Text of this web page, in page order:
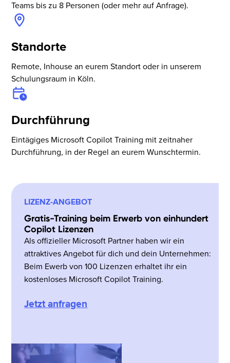
Teams bis zu 8 Personen (oder mehr auf Anfrage).
Standorte
Remote, Inhouse an eurem Standort oder in unserem
Schulungsraum in Köln.
Durchführung
Eintägiges Microsoft Copilot Training mit zeitnaher
Durchführung, in der Regel an eurem Wunschtermin.
LIZENZ-ANGEBOT
Gratis-Training beim Erwerb von einhundert
Copilot Lizenzen
Als offizieller Microsoft Partner haben wir ein
attraktives Angebot für dich und dein Unternehmen:
Beim Ewerb von 100 Lizenzen erhaltet ihr ein
kostenloses Microsoft Copilot Training.
Jetzt anfragen